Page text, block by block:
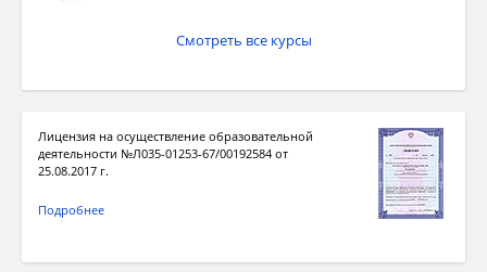
Смотреть все курсы
Лицензия на осуществление образовательной
деятельности №Л035-01253-67/00192584 от
25.08.2017 г.
Подробнее